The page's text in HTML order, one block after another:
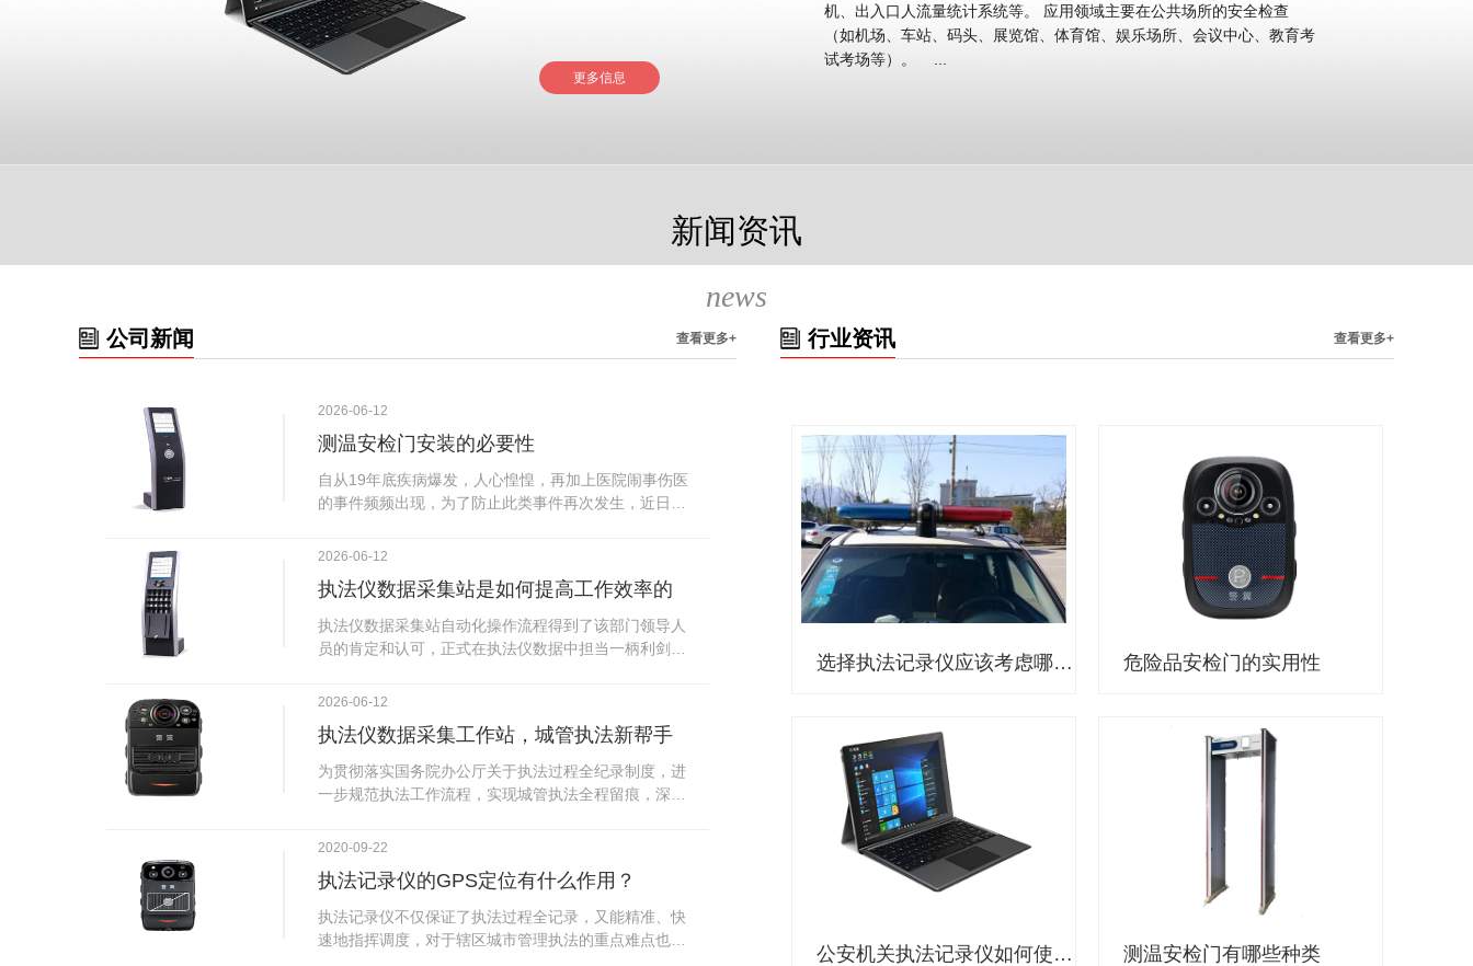
更多信息
机、出入口人流量统计系统等。 应用领域主要在公共场所的安全检查
（如机场、车站、码头、展览馆、体育馆、娱乐场所、会议中心、教育考
新闻资讯
news
公司新闻 查看更多+
2026-06-12
测温安检门安装的必要性
自从19年底疾病爆发，人心惶惶，再加上医院闹事伤医
的事件频频出现，为了防止此类事件再次发生，近日，
尽快的安装安检门等设备，开展安全工作。此消息一经
个，其一，安装安检门是否会激化矛盾。其二，安装安
检门可以防范于未然。1月6号当天，南宁市第二医院刚
试行安检的首日，检查出10多把各类刀具和一把管制类
可以，能够保障急诊的快速通道顺畅就可以。
2026-06-12
执法仪数据采集站是如何提高工作效率的
执法仪数据采集站自动化操作流程得到了该部门领导人
员的肯定和认可，正式在执法仪数据中担当一柄利剑。
步，首先执法仪数据采集站支持多台执法仪同时上传数
取目标对象，并同步到采集站中，此外设备具有断点续
传的功能，如果碰到网络故障，可以从已经上传或下载
的部分开始继续上传下载未完成的部分，而没有必要从
据和自动充电，方便执法人员下次直接使用，提高执法
仪数据效率。执法仪数据采集站还具有强大的数据存储
据，将统计结果以图表或者报表的形式呈现；设备设置
有用户操作权限管理，自动将用户警员编号与执法仪编
2026-06-12
执法仪数据采集工作站，城管执法新帮手
为贯彻落实国务院办公厅关于执法过程全纪录制度，进
一步规范执法工作流程，实现城管执法全程留痕，深入
手。执法记录仪是我们队员在路面执法的必备品，它忠
盾的发生。现在有了执法仪数据采集工作站，执法队员
的担忧便得到有效的解决。每个采集工作站可支持多台
执法记录仪设备同时上传数据，队员当天使用当天上
2020-09-22
执法记录仪的GPS定位有什么作用？
执法记录仪不仅保证了执法过程全记录，又能精准、快
速地指挥调度，对于辖区城市管理执法的重点难点也能
行业资讯 查看更多+
选择执法记录仪应该考虑哪些因素？ 危险品安检门的实用性
公安机关执法记录仪如何使用？ 测温安检门有哪些种类